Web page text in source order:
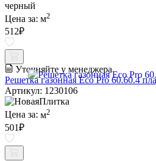
черный
Цена за: м2
512₽
Уточняйте у менеджера
Решетка газонная Eco Pro 60.60.4
Артикул: 1230106
Цена за: м2
501₽